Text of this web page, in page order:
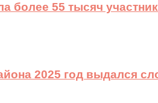
более 55 тысяч
2025 год выдался